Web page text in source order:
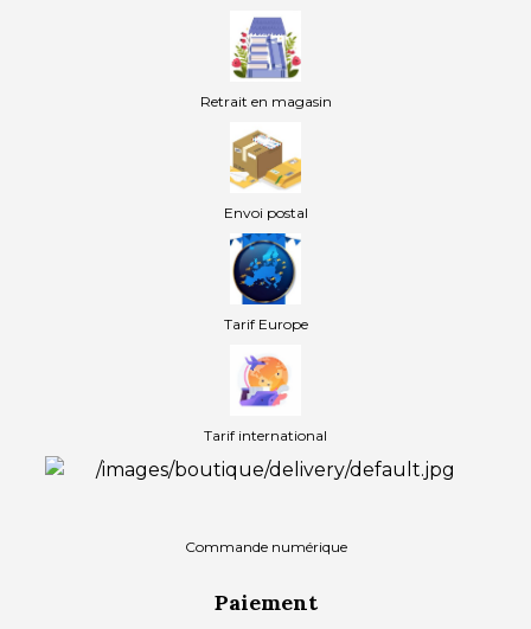
Retrait en magasin
Envoi postal
Tarif Europe
Tarif international
Commande numérique
Paiement